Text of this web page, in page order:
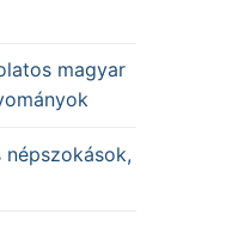
magyar